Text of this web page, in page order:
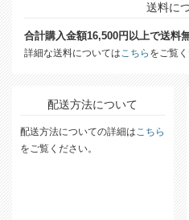
送料に
合計購入金額16,500円以上で送料
詳細な送料についてはこちら をご覧く
配送方法について
配送方法についての詳細はこちら
をご覧ください。